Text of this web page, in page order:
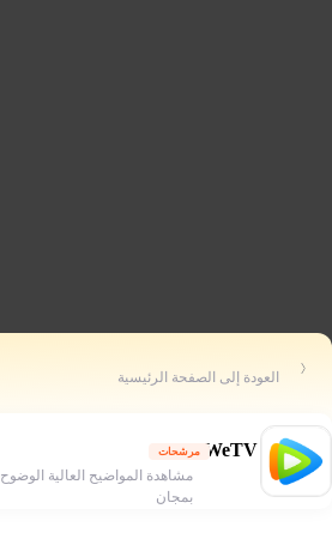
العودة إلى الصفحة الرئيسية
WeTV مرشحات
مشاهدة المواضيح العالية الوضوح
بمجان